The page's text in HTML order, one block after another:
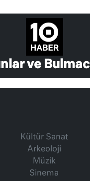
ve
Kültür Sanat
Arkeoloji
Müzik
Sinema